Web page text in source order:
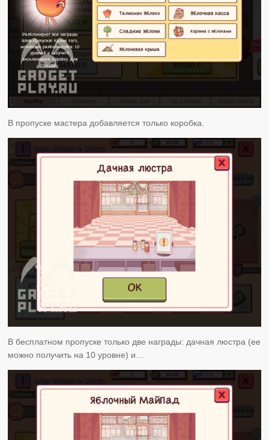
В пропуске мастера добавляется только коробка.
В бесплатном пропуске только две награды: дачная люстра (ее
можно получить на 10 уровне) и…